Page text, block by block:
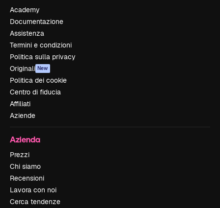
Academy
Documentazione
Assistenza
Termini e condizioni
Politica sulla privacy
Originali New
Politica dei cookie
Centro di fiducia
Affiliati
Aziende
Azienda
Prezzi
Chi siamo
Recensioni
Lavora con noi
Cerca tendenze